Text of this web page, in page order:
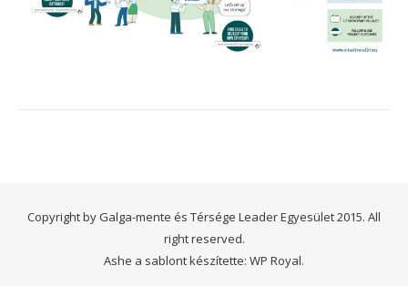
Copyright by Galga-mente és Térsége Leader Egyesület 2015. All
right reserved.
Ashe a sablont készítette: WP Royal.